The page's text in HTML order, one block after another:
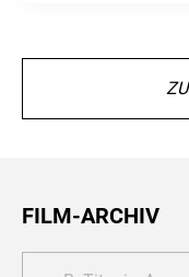
FILM-ARCHIV